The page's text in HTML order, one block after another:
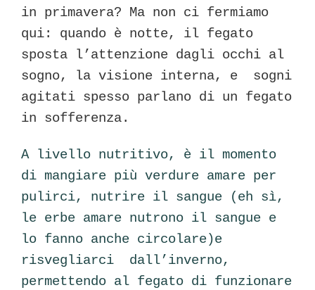
in primavera? Ma non ci fermiamo
qui: quando è notte, il fegato
sposta l’attenzione dagli occhi al
sogno, la visione interna, e sogni
agitati spesso parlano di un fegato
in sofferenza.
A livello nutritivo, è il momento
di mangiare più verdure amare per
pulirci, nutrire il sangue (eh sì,
le erbe amare nutrono il sangue e
lo fanno anche circolare)e
risvegliarci dall’inverno,
permettendo al fegato di funzionare